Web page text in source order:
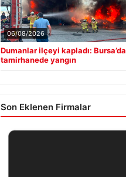
06/08/2026
Dumanlar ilçeyi kapladı: Bursa’da
tamirhanede yangın
Son Eklenen Firmalar